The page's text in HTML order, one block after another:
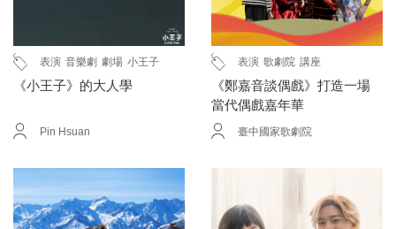
表演 音樂劇 劇場 小王子
《小王子》的大人學
Pin Hsuan
表演 歌劇院 講座
《鄭嘉音談偶戲》打造一場
當代偶戲嘉年華
臺中國家歌劇院